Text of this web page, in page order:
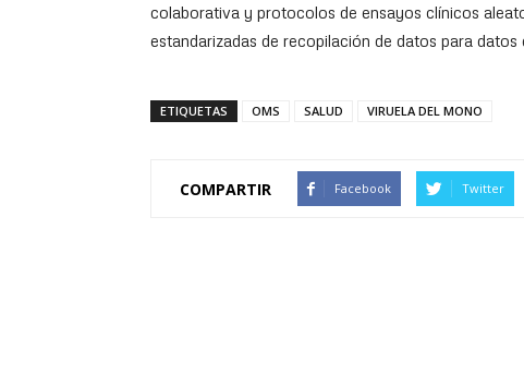
colaborativa y protocolos de ensayos clínicos
estandarizadas de recopilación de datos para
ETIQUETAS OMS SALUD VIRUELA DEL MONO
COMPARTIR Facebook Twitter